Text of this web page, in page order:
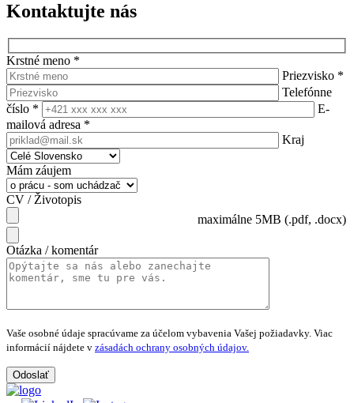
Kontaktujte nás
Krstné meno *
Priezvisko *
Telefónne
číslo *
E-
mailová adresa *
Kraj
Mám záujem
CV / Životopis
maximálne 5MB (.pdf, .docx)
Otázka / komentár
Vaše osobné údaje spracúvame za účelom vybavenia Vašej požiadavky. Viac
informácií nájdete v zásadách ochrany osobných údajov.